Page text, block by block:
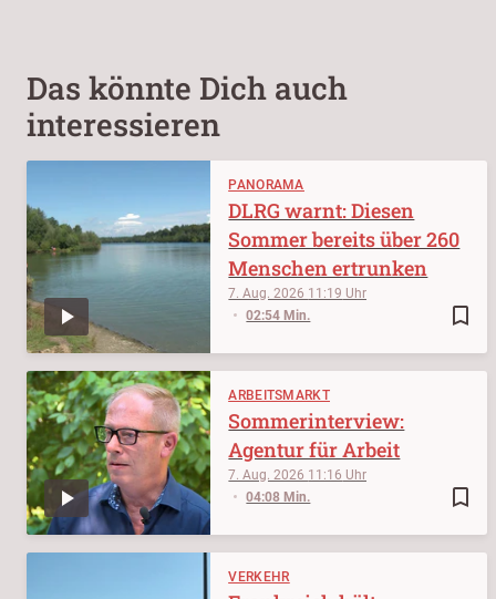
Das könnte Dich auch
interessieren
PANORAMA
bookmark_border
7. Aug. 2026 11:19
02:54 Min.
DLRG warnt: Diesen
Sommer bereits über 260
Menschen ertrunken
ARBEITSMARKT
bookmark_border
7. Aug. 2026 11:16
04:08 Min.
Sommerinterview:
Agentur für Arbeit
VERKEHR